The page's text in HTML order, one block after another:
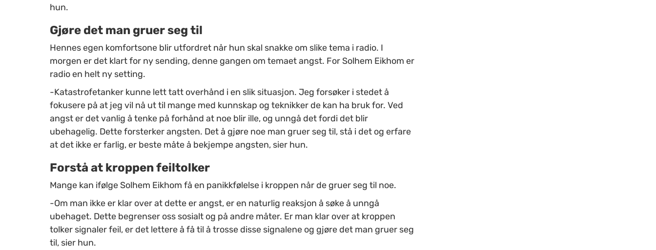
hun.
Gjøre det man gruer seg til
Hennes egen komfortsone blir utfordret når hun skal snakke om slike tema i radio. I
morgen er det klart for ny sending, denne gangen om temaet angst. For Solhem Eikhom er
radio en helt ny setting.
-Katastrofetanker kunne lett tatt overhånd i en slik situasjon. Jeg forsøker i stedet å
fokusere på at jeg vil nå ut til mange med kunnskap og teknikker de kan ha bruk for. Ved
angst er det vanlig å tenke på forhånd at noe blir ille, og unngå det fordi det blir
ubehagelig. Dette forsterker angsten. Det å gjøre noe man gruer seg til, stå i det og erfare
at det ikke er farlig, er beste måte å bekjempe angsten, sier hun.
Forstå at kroppen feiltolker
Mange kan ifølge Solhem Eikhom få en panikkfølelse i kroppen når de gruer seg til noe.
-Om man ikke er klar over at dette er angst, er en naturlig reaksjon å søke å unngå
ubehaget. Dette begrenser oss sosialt og på andre måter. Er man klar over at kroppen
tolker signaler feil, er det lettere å få til å trosse disse signalene og gjøre det man gruer seg
til, sier hun.